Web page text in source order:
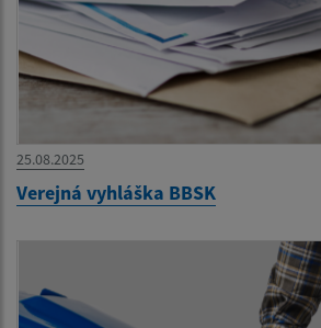
25.08.2025
Verejná vyhláška BBSK